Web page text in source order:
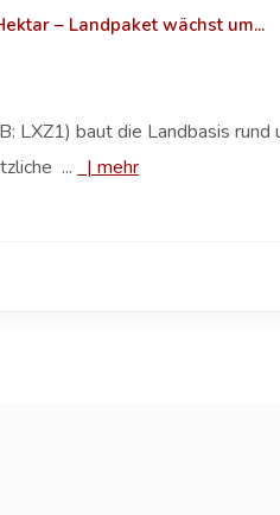
– Landpaket wächst um...
LXZ1) baut die Landbasis
... |mehr